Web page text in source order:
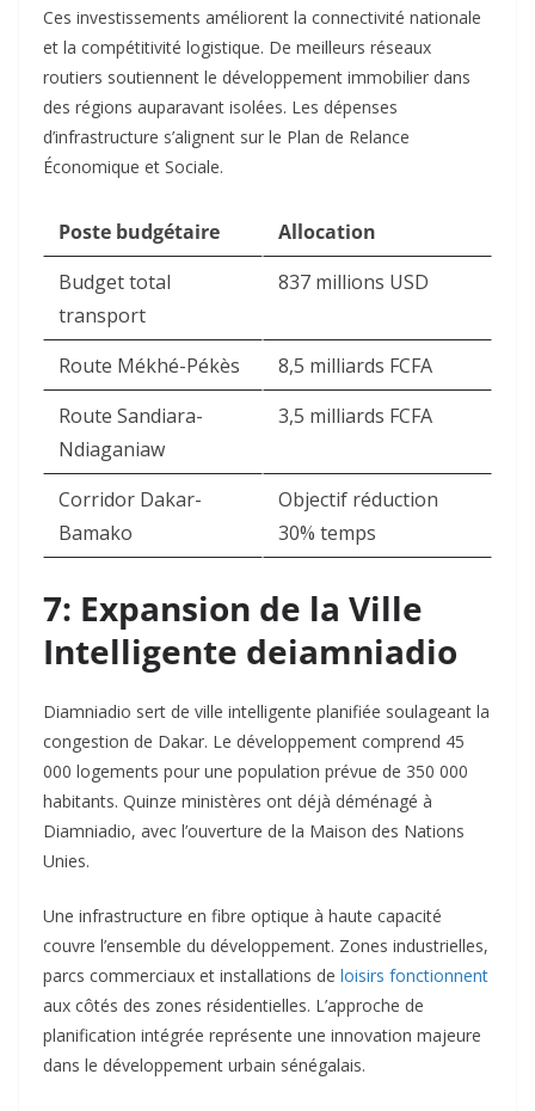
Ces investissements améliorent la connectivité nationale
et la compétitivité logistique. De meilleurs réseaux
routiers soutiennent le développement immobilier dans
des régions auparavant isolées. Les dépenses
d’infrastructure s’alignent sur le Plan de Relance
Économique et Sociale.​
Poste budgétaire
Allocation
Budget total
transport
837 millions USD
Route Mékhé-Pékès
8,5 milliards FCFA
Route Sandiara-
Ndiaganiaw
3,5 milliards FCFA
Corridor Dakar-
Bamako
Objectif réduction
30% temps
7: Expansion de la Ville
Intelligente deiamniadio
Diamniadio sert de ville intelligente planifiée soulageant la
congestion de Dakar. Le développement comprend 45
000 logements pour une population prévue de 350 000
habitants. Quinze ministères ont déjà déménagé à
Diamniadio, avec l’ouverture de la Maison des Nations
Unies.​
Une infrastructure en fibre optique à haute capacité
couvre l’ensemble du développement. Zones industrielles,
parcs commerciaux et installations de loisirs fonctionnent
aux côtés des zones résidentielles. L’approche de
planification intégrée représente une innovation majeure
dans le développement urbain sénégalais.​